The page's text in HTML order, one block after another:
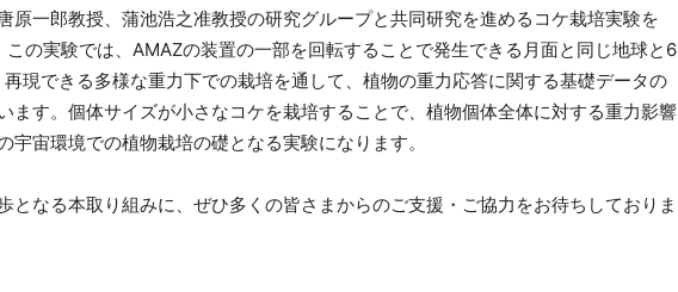
原一郎教授、蒲池浩之准教授の研究グループと共同研究を進めるコケ栽培実験を
この実験では、AMAZの装置の一部を回転することで発生できる月面と同じ地球と6
現できる多様な重力下での栽培を通して、植物の重力応答に関する基礎データの
ます。個体サイズが小さなコケを栽培することで、植物個体全体に対する重力影響
宇宙環境での植物栽培の礎となる実験になります。
となる本取り組みに、ぜひ多くの皆さまからのご支援・ご協力をお待ちしておりま